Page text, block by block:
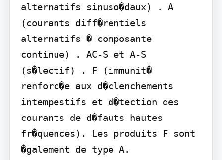
alternatifs sinuso�daux) . A
(courants diff�rentiels
alternatifs � composante
continue) . AC-S et A-S
(s�lectif) . F (immunit�
renforc�e aux d�clenchements
intempestifs et d�tection des
courants de d�fauts hautes
fr�quences). Les produits F sont
�galement de type A.